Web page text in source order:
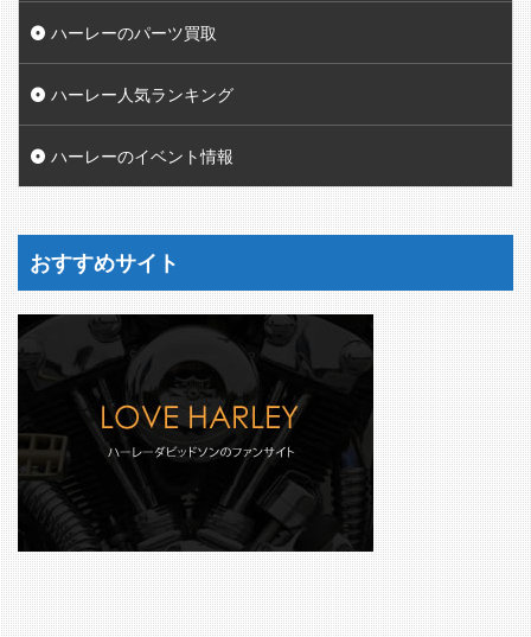
ハーレーのパーツ買取
ハーレー人気ランキング
ハーレーのイベント情報
おすすめサイト